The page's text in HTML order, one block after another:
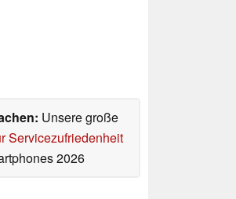
Unsere große
Servicezufriedenheit
2026